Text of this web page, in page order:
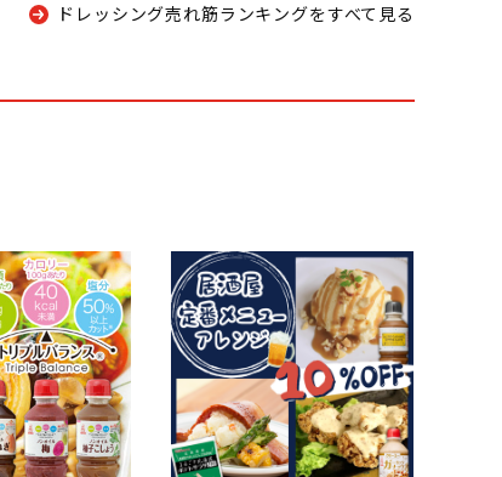
ドレッシング売れ筋ランキングをすべて見る